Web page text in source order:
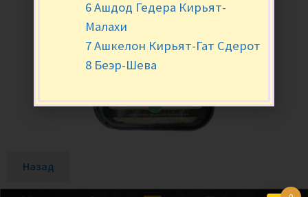
Назад
6 Ашдод Гедера Кирьят-
Малахи
7 Ашкелон Кирьят-Гат Сдерот
8 Беэр-Шева